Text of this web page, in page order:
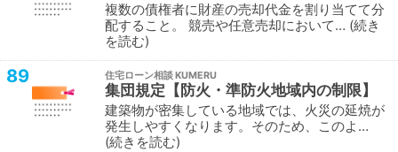
複数の債権者に財産の売却代金を割り当てて分
配すること。 競売や任意売却において… 続き
を読む
89 住宅ローン相談
集団規定【防火・準防火地域内の制限】
建築物が密集している地域では、火災の延焼が
発生しやすくなります。そのため、このよ…
続きを読む